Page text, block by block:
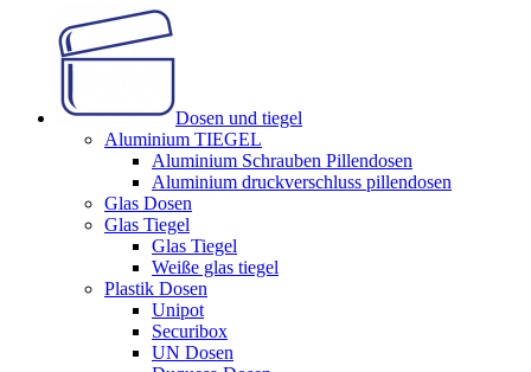
Dosen und tiegel
Aluminium TIEGEL
Aluminium Schrauben Pillendosen
Aluminium druckverschluss pillendosen
Glas Dosen
Glas Tiegel
Glas Tiegel
Weiße glas tiegel
Plastik Dosen
Unipot
Securibox
UN Dosen